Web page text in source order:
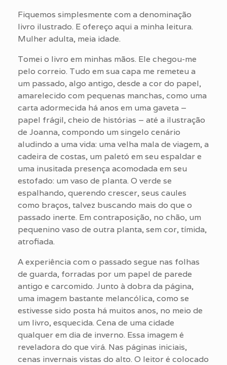
Fiquemos simplesmente com a denominação
livro ilustrado. E ofereço aqui a minha leitura.
Mulher adulta, meia idade.
Tomei o livro em minhas mãos. Ele chegou-me
pelo correio. Tudo em sua capa me remeteu a
um passado, algo antigo, desde a cor do papel,
amarelecido com pequenas manchas, como uma
carta adormecida há anos em uma gaveta –
papel frágil, cheio de histórias – até a ilustração
de Joanna, compondo um singelo cenário
aludindo a uma vida: uma velha mala de viagem, a
cadeira de costas, um paletó em seu espaldar e
uma inusitada presença acomodada em seu
estofado: um vaso de planta. O verde se
espalhando, querendo crescer, seus caules
como braços, talvez buscando mais do que o
passado inerte. Em contraposição, no chão, um
pequenino vaso de outra planta, sem cor, tímida,
atrofiada.
A experiência com o passado segue nas folhas
de guarda, forradas por um papel de parede
antigo e carcomido. Junto à dobra da página,
uma imagem bastante melancólica, como se
estivesse sido posta há muitos anos, no meio de
um livro, esquecida. Cena de uma cidade
qualquer em dia de inverno. Essa imagem é
reveladora do que virá. Nas páginas iniciais,
cenas invernais vistas do alto. O leitor é colocado